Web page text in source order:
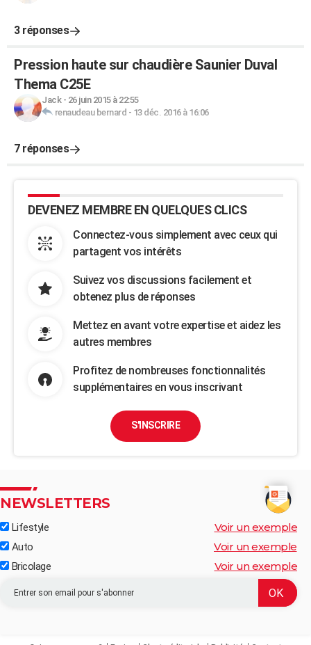
3 réponses
Pression haute sur chaudière Saunier Duval
Thema C25E
Jack- 26 juin 2015 à 22:55
renaudeau bernard - 13 déc. 2016 à 16:06
7 réponses
DEVENEZ MEMBRE EN QUELQUES CLICS
Connectez-vous simplement avec ceux qui
partagent vos intérêts
Suivez vos discussions facilement et
obtenez plus de réponses
Mettez en avant votre expertise et aidez les
autres membres
Profitez de nombreuses fonctionnalités
supplémentaires en vous inscrivant
S'INSCRIRE
NEWSLETTERS
Lifestyle Voir un exemple
Auto Voir un exemple
Bricolage Voir un exemple